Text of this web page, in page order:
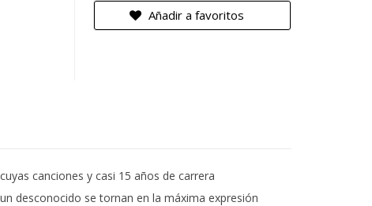
Añadir a favoritos
canciones y casi 15 años de carrera
desconocido se tornan en la máxima expresión